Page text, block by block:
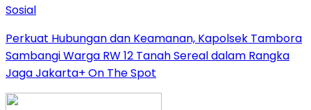
Sosial
Perkuat Hubungan dan Keamanan, Kapolsek Tambora
Sambangi Warga RW 12 Tanah Sereal dalam Rangka
Jaga Jakarta+ On The Spot